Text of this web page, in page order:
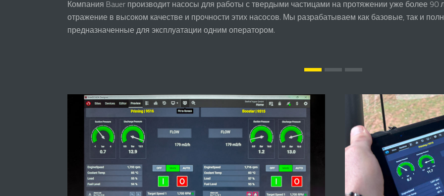
Компания Bauer производит насосы для работы с твердыми частицами на протяжении уже более 90
отражение в высоком качестве и прочности этих насосов. Мы разрабатываем как базовые, так и
предназначенные для эксплуатации одним оператором.